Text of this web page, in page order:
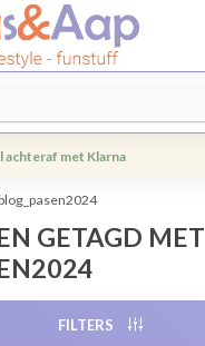
achteraf met Klarna
GETAGD MET
FILTERS